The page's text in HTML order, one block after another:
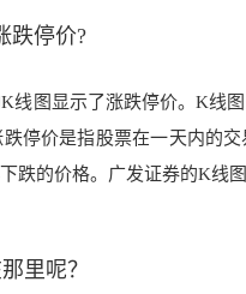
跌停价?
线图显示了涨跌停价。K线
停价是指股票在一天内的
跌的价格。广发证券的K线
里呢？